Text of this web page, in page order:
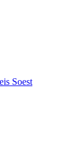
Soest